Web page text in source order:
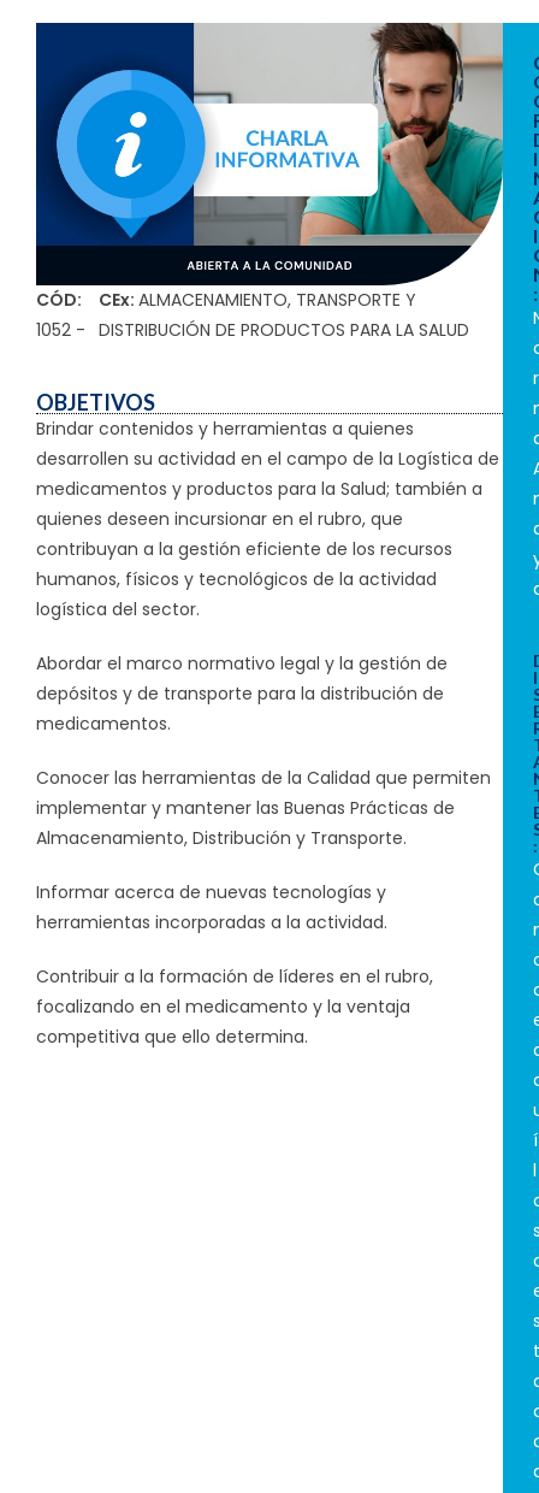
CÓD:
1052 -
CEx:ALMACENAMIENTO, TRANSPORTE Y
DISTRIBUCIÓN DE PRODUCTOS PARA LA SALUD
OBJETIVOS
Brindar contenidos y herramientas a quienes
desarrollen su actividad en el campo de la Logística de
medicamentos y productos para la Salud; también a
quienes deseen incursionar en el rubro, que
contribuyan a la gestión eficiente de los recursos
humanos, físicos y tecnológicos de la actividad
logística del sector.
Abordar el marco normativo legal y la gestión de
depósitos y de transporte para la distribución de
medicamentos.
Conocer las herramientas de la Calidad que permiten
implementar y mantener las Buenas Prácticas de
Almacenamiento, Distribución y Transporte.
Informar acerca de nuevas tecnologías y
herramientas incorporadas a la actividad.
Contribuir a la formación de líderes en el rubro,
focalizando en el medicamento y la ventaja
competitiva que ello determina.
I
I
:
r
I
:
í
l
t